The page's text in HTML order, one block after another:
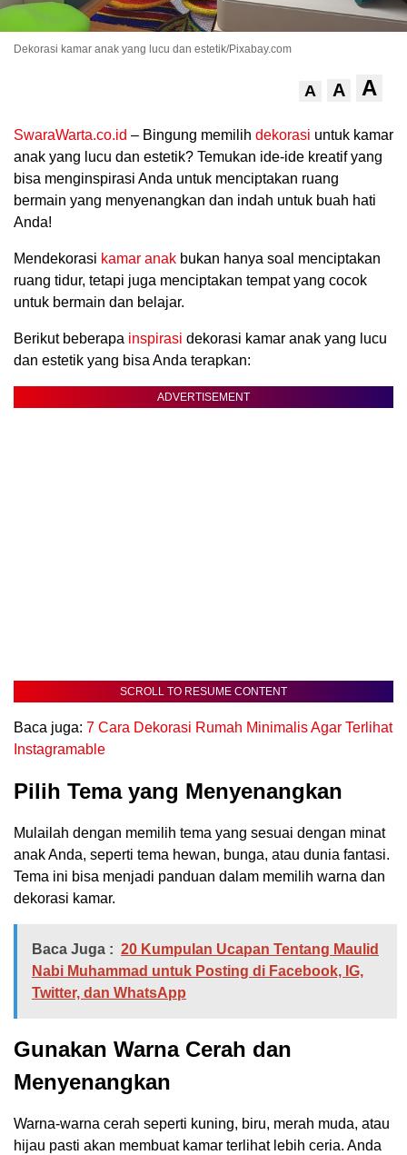
Dekorasi kamar anak yang lucu dan estetik/Pixabay.com
A A A
SwaraWarta.co.id – Bingung memilih dekorasi untuk kamar
anak yang lucu dan estetik? Temukan ide-ide kreatif yang
bisa menginspirasi Anda untuk menciptakan ruang
bermain yang menyenangkan dan indah untuk buah hati
Anda!
Mendekorasi kamar anak bukan hanya soal menciptakan
ruang tidur, tetapi juga menciptakan tempat yang cocok
untuk bermain dan belajar.
Berikut beberapa inspirasi dekorasi kamar anak yang lucu
dan estetik yang bisa Anda terapkan:
ADVERTISEMENT
.
SCROLL TO RESUME CONTENT
Baca juga: 7 Cara Dekorasi Rumah Minimalis Agar Terlihat
Instagramable
Pilih Tema yang Menyenangkan
Mulailah dengan memilih tema yang sesuai dengan minat
anak Anda, seperti tema hewan, bunga, atau dunia fantasi.
Tema ini bisa menjadi panduan dalam memilih warna dan
dekorasi kamar.
Baca Juga : 20 Kumpulan Ucapan Tentang Maulid
Nabi Muhammad untuk Posting di Facebook, IG,
Twitter, dan WhatsApp
Gunakan Warna Cerah dan
Menyenangkan
Warna-warna cerah seperti kuning, biru, merah muda, atau
hijau pasti akan membuat kamar terlihat lebih ceria. Anda